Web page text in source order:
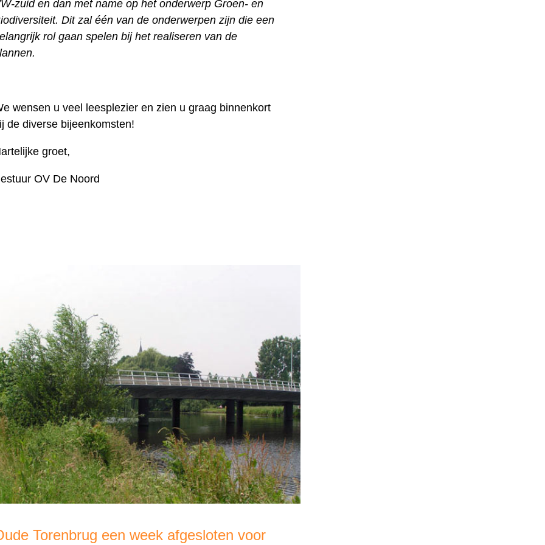
zuid en dan met name op het onderwerp Groen- en
Dit zal één van de onderwerpen zijn die een
rol gaan spelen bij het realiseren van de
wensen u veel leesplezier en zien u graag binnenkort
de diverse bijeenkomsten!
groet,
OV De Noord
Torenbrug een week afgesloten voor